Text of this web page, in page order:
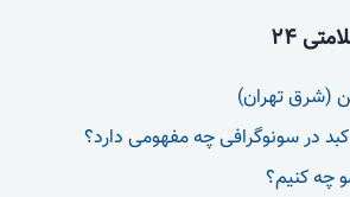
24
(شرق تهران)
کبد در سونوگرافی چه مفهومی دارد؟
چه کنیم؟